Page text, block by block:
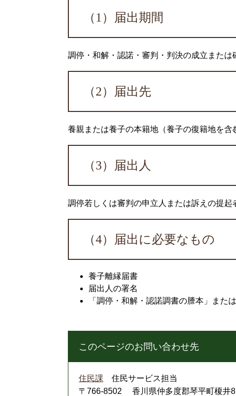
（1）届出期間
調停・和解・認諾・審判・判決の成立または
（2）届出先
養親または養子の本籍地（養子の復籍地を含
（3）届出人
調停若しくは審判の申立人または訴えの提起
（4）届出に必要なもの
養子離縁届書
届出人の署名
「調停・和解・認諾調書の謄本」また
このページのお問い合わせ先
住民課
住民サービス担当
〒766-8502
香川県仲多度郡琴平町榎井